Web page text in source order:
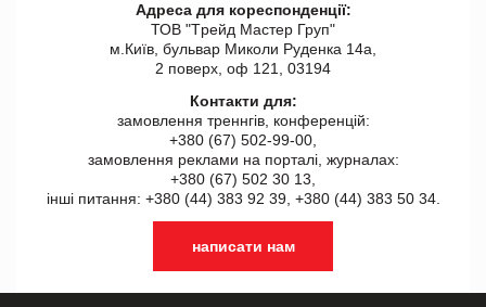
Адреса для кореспонденції:
ТОВ "Tрейд Мастер Груп"
м.Київ, бульвар Миколи Руденка 14а,
2 поверх, оф 121, 03194
Контакти для:
замовлення треннгів, конференцій:
+380 (67) 502-99-00,
замовлення реклами на порталі, журналах:
+380 (67) 502 30 13,
інші питання: +380 (44) 383 92 39, +380 (44) 383 50 34.
написати нам